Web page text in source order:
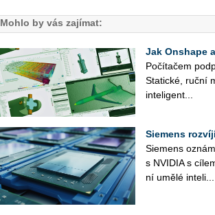
Mohlo by vás zajímat:
Jak Onshape
Po­čí­ta­čem
Sta­tic­ké, ruční
in­te­li­gent­...
Siemens
Sie­mens
s NVI­DIA s
ní umělé in­te­li­...